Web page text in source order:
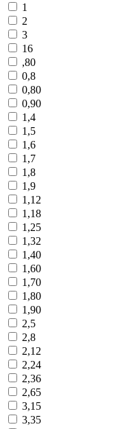
1
2
3
16
,80
0,8
0,80
0,90
1,4
1,5
1,6
1,7
1,8
1,9
1,12
1,18
1,25
1,32
1,40
1,60
1,70
1,80
1,90
2,5
2,8
2,12
2,24
2,36
2,65
3,15
3,35